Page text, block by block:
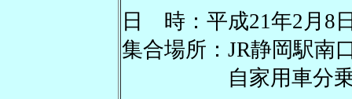
日 時：平成21年2月8
集合場所：JR静岡駅南
自家用車分乗で